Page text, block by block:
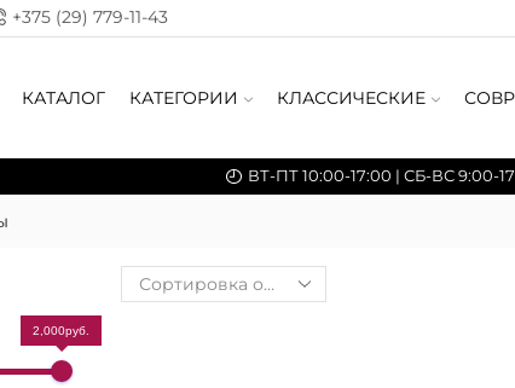
+375 (29) 779-11-43
КАТАЛОГ КАТЕГОРИИ КЛАССИЧЕСКИЕ
ВТ-ПТ 10:00-17:00 | СБ-ВС
2,000руб.